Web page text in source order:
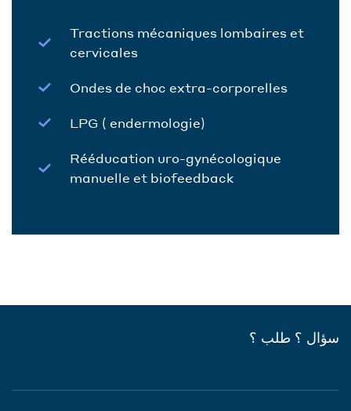
Tractions mécaniques lombaires et
cervicales
Ondes de choc extra-corporelles
LPG ( endermologie)
Rééducation uro-gynécologique
manuelle et biofeedback
سؤال ؟ طلب ؟